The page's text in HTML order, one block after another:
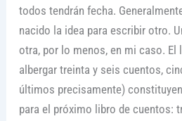
todos tendrán fecha.
nacido la idea para escribir otro.
otra, por lo menos, en mi caso. El
albergar treinta y seis cuentos,
últimos precisamente)
para el próximo libro de cuentos: